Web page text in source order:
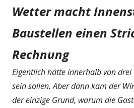
Wetter macht
Baustellen einen
Rechnung
Eigentlich hätte innerhalb von
sein sollen. Aber dann kam der
der einzige Grund, warum die